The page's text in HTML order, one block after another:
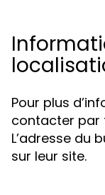
Pour plus
contacter par
L’adresse du
sur leur site.